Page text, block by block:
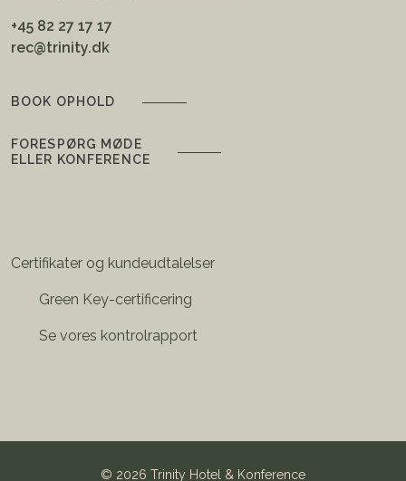
+45 82 27 17 17
rec@trinity.dk
BOOK OPHOLD
FORESPØRG MØDE
ELLER KONFERENCE
Certifikater og kundeudtalelser
Green Key-certificering
Se vores kontrolrapport
© 2026 Trinity Hotel & Konference